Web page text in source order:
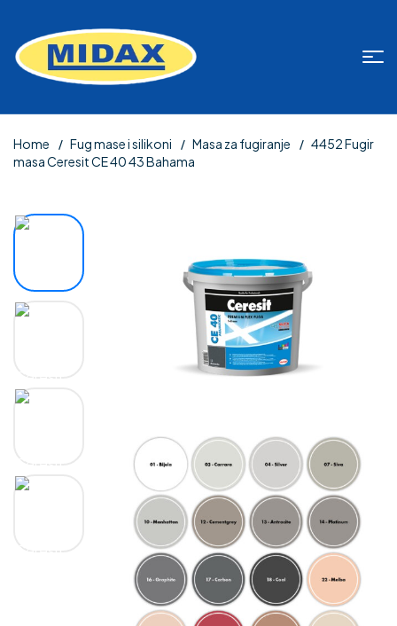
Home Fug mase i silikoni Masa za fugiranje
4452 Fugir
masa Ceresit CE 40 43 Bahama